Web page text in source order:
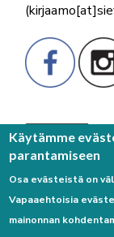
Palaute
Käytämme
parantamiseen
Osa evästeistä on
Vapaaehtoisia
mainonnan